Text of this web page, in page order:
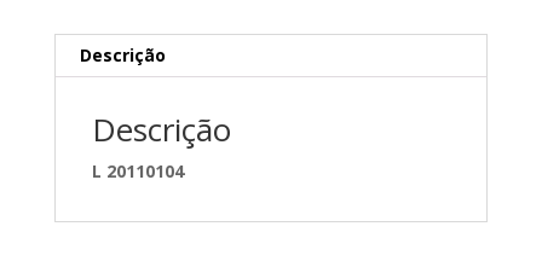
Descrição
Descrição
L 20110104